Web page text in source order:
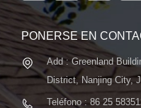
automáticos
PONERSE EN
Add : Greenland
District, Nanjing City,
Teléfono : 86 25